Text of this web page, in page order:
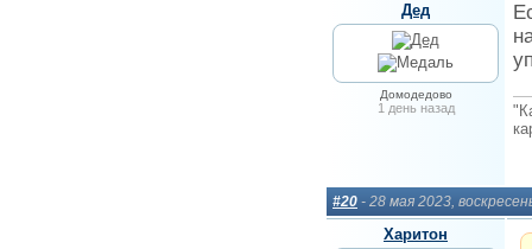
Дед
Домодедово
1 день назад
#20 - 28 мая 2023,
Харитон